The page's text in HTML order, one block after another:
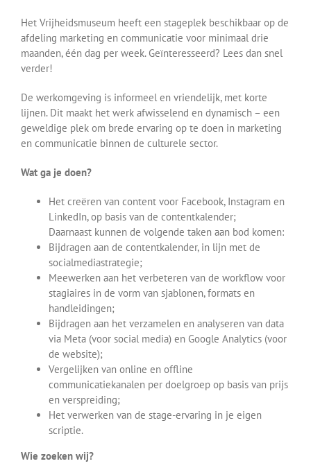
Het Vrijheidsmuseum heeft een stageplek beschikbaar op de
afdeling marketing en communicatie voor minimaal drie
maanden, één dag per week. Geïnteresseerd? Lees dan snel
verder!
De werkomgeving is informeel en vriendelijk, met korte
lijnen. Dit maakt het werk afwisselend en dynamisch – een
geweldige plek om brede ervaring op te doen in marketing
en communicatie binnen de culturele sector.
Wat ga je doen?
Het creëren van content voor Facebook, Instagram en
LinkedIn, op basis van de contentkalender;
Daarnaast kunnen de volgende taken aan bod komen:
Bijdragen aan de contentkalender, in lijn met de
socialmediastrategie;
Meewerken aan het verbeteren van de workflow voor
stagiaires in de vorm van sjablonen, formats en
handleidingen;
Bijdragen aan het verzamelen en analyseren van data
via Meta (voor social media) en Google Analytics (voor
de website);
Vergelijken van online en offline
communicatiekanalen per doelgroep op basis van prijs
en verspreiding;
Het verwerken van de stage-ervaring in je eigen
scriptie.
Wie zoeken wij?